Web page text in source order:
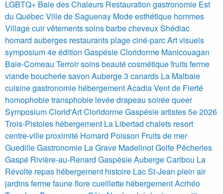
LGBTQ+ Baie des Chaleurs Restauration gastronomie Est
du Québec Ville de Saguenay Mode esthétique hommes
Village cuir vêtements soins barbe cheveuxShédiac
homard auberges restaurants plage ciné-parcArt visuels
symposium 4e édition Gaspésie Cloridorme Manicouagan
Baie-Comeau Terroir soins beauté cosmétique fruits ferme
viande boucherie savon Auberge 3 canards La Malbaie
cuisine gastronomie hébergementAcadiaVent de Fierté
homophobie transphobie levée drapeau soirée queer
Symposium Clorid'Art Cloridorme Gaspésie artistes 5e 2026
Trois-Pistoles hébergement La Libertad chalets resort
centre-ville proximité Homard Poisson Fruits de mer
Guedille Gastronomie La Grave Madelinot Golfe Pêcheries
Gaspé Rivière-au-Renard Gaspésie Auberge Caribou La
Révolte repas hébergement histoire Lac St-Jean plein air
jardins ferme faune flore cueillette hébergementAcrhéo